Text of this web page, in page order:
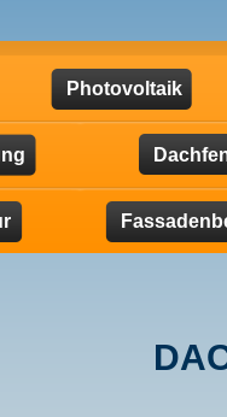
Photovoltaik